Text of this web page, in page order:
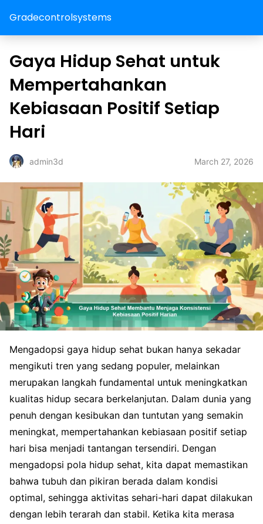
Gradecontrolsystems
Gaya Hidup Sehat untuk
Mempertahankan
Kebiasaan Positif Setiap
Hari
admin3d March 27, 2026
Mengadopsi gaya hidup sehat bukan hanya sekadar
mengikuti tren yang sedang populer, melainkan
merupakan langkah fundamental untuk meningkatkan
kualitas hidup secara berkelanjutan. Dalam dunia yang
penuh dengan kesibukan dan tuntutan yang semakin
meningkat, mempertahankan kebiasaan positif setiap
hari bisa menjadi tantangan tersendiri. Dengan
mengadopsi pola hidup sehat, kita dapat memastikan
bahwa tubuh dan pikiran berada dalam kondisi
optimal, sehingga aktivitas sehari-hari dapat dilakukan
dengan lebih terarah dan stabil. Ketika kita merasa